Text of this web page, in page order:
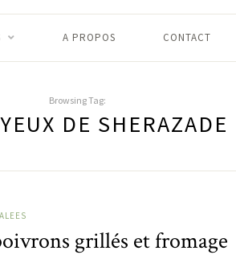
A PROPOS CONTACT
Browsing Tag:
DE SHERAZADE
grillés et fromage